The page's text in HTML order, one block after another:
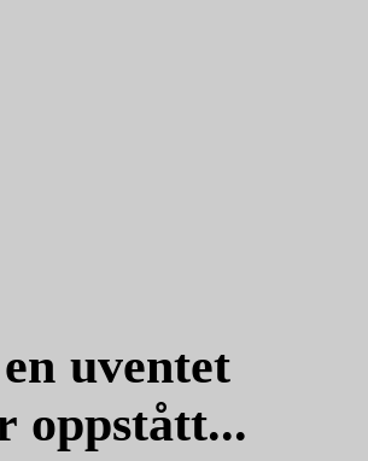
uventet
oppstått...